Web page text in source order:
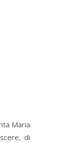
Maria
di